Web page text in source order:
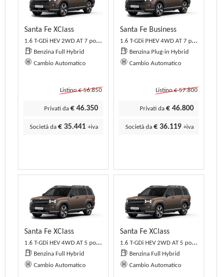
Santa Fe XClass
1.6 T-GDi HEV 2WD AT 7 posti XClass
Benzina Full Hybrid
Cambio Automatico
Listino € 56.850
Privati da € 46.350
Società da € 35.441 +iva
Santa Fe Business
1.6 T-GDi PHEV 4WD AT 7 posti Business
Benzina Plug-in Hybrid
Cambio Automatico
Listino € 57.800
Privati da € 46.800
Società da € 36.119 +iva
Santa Fe XClass
1.6 T-GDi HEV 4WD AT 5 posti XClass
Benzina Full Hybrid
Cambio Automatico
Santa Fe XClass
1.6 T-GDi HEV 2WD AT 5 posti XClass
Benzina Full Hybrid
Cambio Automatico